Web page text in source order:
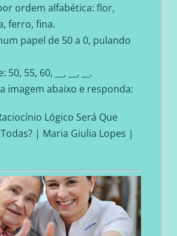
ordem alfabética: flor,
ferro, fina.
papel de 50 a 0, pulando
50, 55, 60, __, __, __.
imagem abaixo e responda: